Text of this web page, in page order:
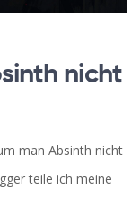
nicht
man Absinth nicht
teile ich meine